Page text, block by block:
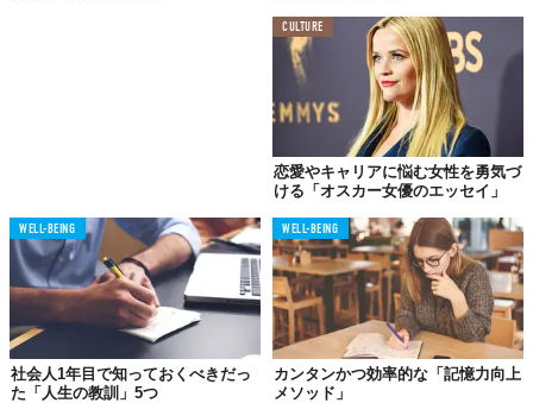
CULTURE
恋愛やキャリアに悩む女性を勇気づ
ける「オスカー女優のエッセイ」
WELL-BEING
社会人1年目で知っておくべきだっ
た「人生の教訓」5つ
WELL-BEING
カンタンかつ効率的な「記憶力向上
メソッド」